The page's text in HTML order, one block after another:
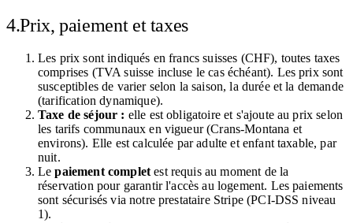
4.Prix, paiement et taxes
Les prix sont indiqués en francs suisses (CHF), toutes taxes
comprises (TVA suisse incluse le cas échéant). Les prix sont
susceptibles de varier selon la saison, la durée et la demande
(tarification dynamique).
Taxe de séjour : elle est obligatoire et s'ajoute au prix selon
les tarifs communaux en vigueur (Crans-Montana et
environs). Elle est calculée par adulte et enfant taxable, par
nuit.
Lepaiement complet est requis au moment de la
réservation pour garantir l'accès au logement. Les paiements
sont sécurisés via notre prestataire Stripe (PCI-DSS niveau
1).